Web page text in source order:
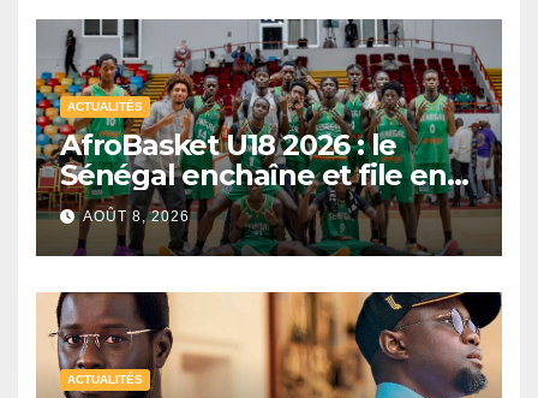
ACTUALITÉS
AfroBasket U18 2026 : le
Sénégal enchaîne et file en
quarts de finale
AOÛT 8, 2026
ACTUALITÉS